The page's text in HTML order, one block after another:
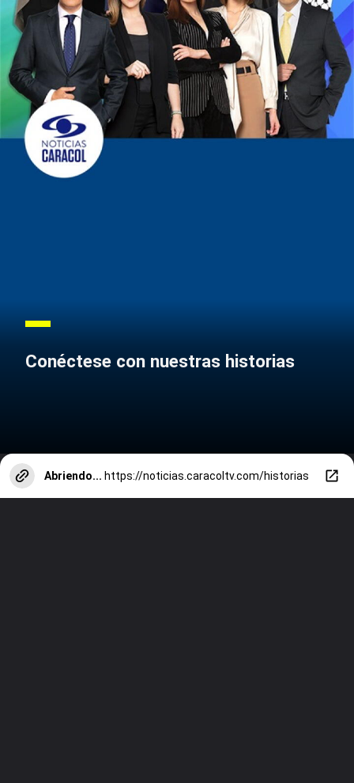
Conéctese con nuestras historias
Abriendo... https://noticias.caracoltv.com/historias